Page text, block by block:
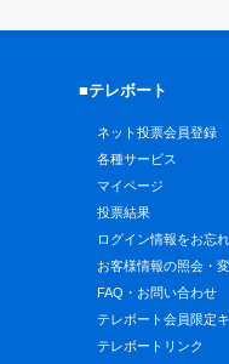
■テレボート
ネット投票会員登録
各種サービス
マイページ
投票結果
ログイン情報をお忘
お客様情報の照会・
FAQ・お問い合わせ
テレボート会員限定
テレボートリンク